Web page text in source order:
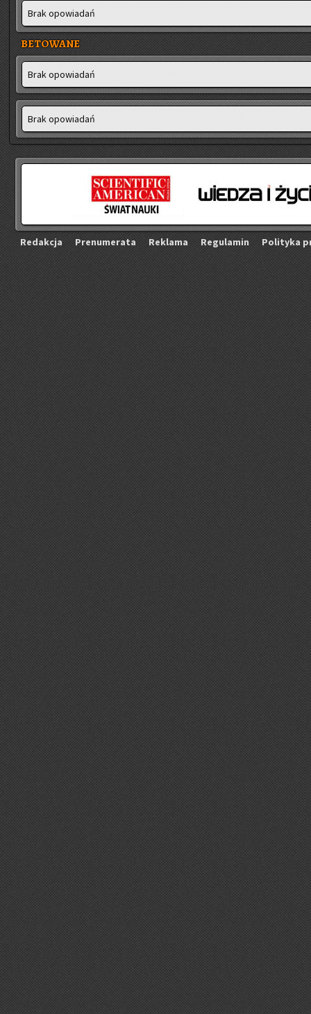
Brak opo­wia­dań
BETOWANE
Brak opo­wia­dań
Brak opo­wia­dań
Re­dak­cja Pre­nu­me­ra­ta Re­kla­ma Re­gu­la­min Po­li­ty­ka